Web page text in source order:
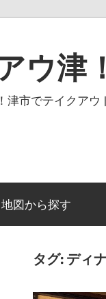
ウ津！
津市でテイクアウ
地図から探す
タグ: ディ